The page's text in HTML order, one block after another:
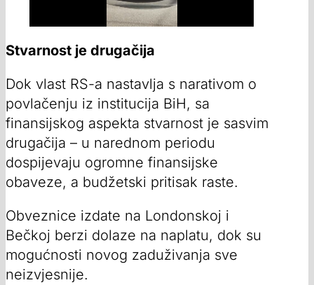
Stvarnost je drugačija
Dok vlast RS-a nastavlja s narativom o
povlačenju iz institucija BiH, sa
finansijskog aspekta stvarnost je sasvim
drugačija – u narednom periodu
dospijevaju ogromne finansijske
obaveze, a budžetski pritisak raste.
Obveznice izdate na Londonskoj i
Bečkoj berzi dolaze na naplatu, dok su
mogućnosti novog zaduživanja sve
neizvjesnije.